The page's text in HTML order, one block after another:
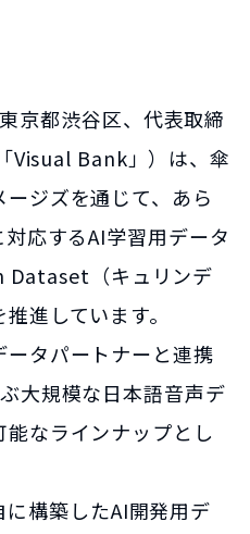
京都渋谷区、代表取締
Visual Bank」）は、傘
ジズを通じて、あら
応するAI学習用データ
Dataset（キュリンデ
進しています。
タパートナーと連携
大規模な日本語音声デ
なラインナップとし
構築したAI開発用デ